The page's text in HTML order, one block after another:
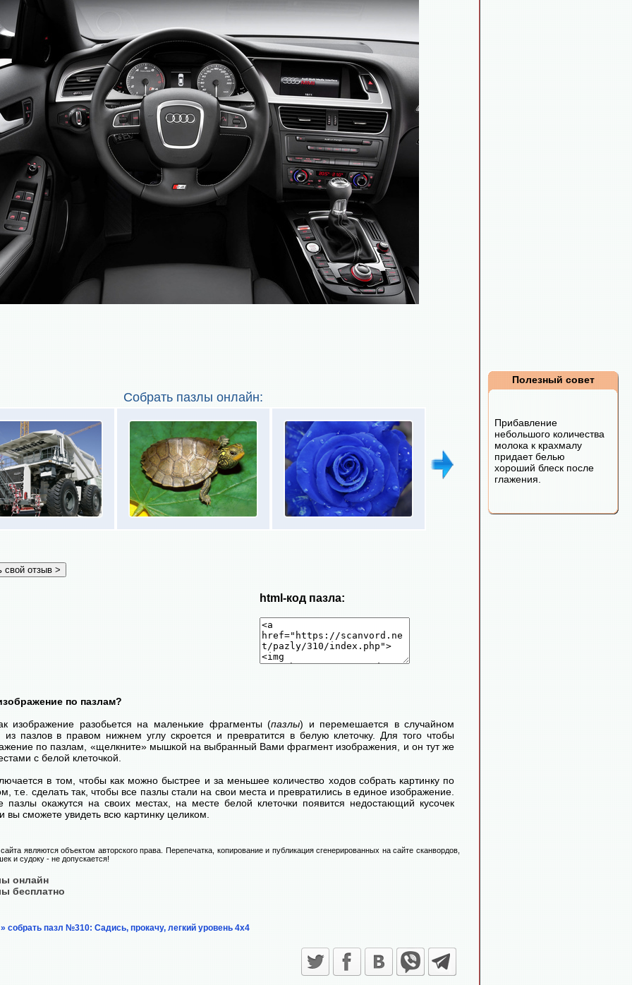
Собрать пазлы онлайн:
html-код пазла:
по пазлам?
изображение разобьется на маленькие фрагменты (пазлы) и перемешается в случайном
из пазлов в правом нижнем углу скроется и превратится в белую клеточку. Для того чтобы
по пазлам, «щелкните» мышкой на выбранный Вами фрагмент изображения, и он тут же
с белой клеточкой.
в том, чтобы как можно быстрее и за меньшее количество ходов собрать картинку по
т.е. сделать так, чтобы все пазлы стали на свои места и превратились в единое изображение.
пазлы окажутся на своих местах, на месте белой клеточки появится недостающий кусочек
вы сможете увидеть всю картинку целиком.
являются объектом авторского права. Перепечатка, копирование и публикация сгенерированных на сайте сканвордов,
и судоку - не допускается!
онлайн
бесплатно
собрать пазл №310: Садись, прокачу, легкий уровень 4х4
Полезный совет
Прибавление
небольшого количества
молока к крахмалу
придает белью
хороший блеск после
глажения.